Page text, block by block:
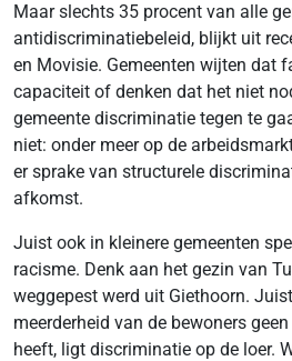
Maar slechts 35 procent van alle
antidiscriminatiebeleid, blijkt uit
en Movisie. Gemeenten wijten dat
capaciteit of denken dat het niet
gemeente discriminatie tegen te
niet: onder meer op de
er sprake van structurele
afkomst.
Juist ook in kleinere gemeenten
racisme. Denk aan het gezin van
weggepest werd uit Giethoorn.
meerderheid van de bewoners
heeft, ligt discriminatie op de loer.